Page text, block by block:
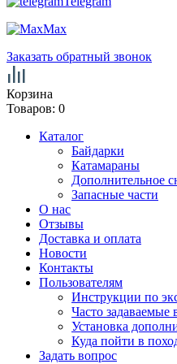
Max
Заказать обратный звонок
Корзина
Товаров: 0
Каталог
Байдарки
Катамараны
Дополнительное
Запасные части
О нас
Отзывы
Доставка и оплата
Новости
Контакты
Пользователям
Инструкции по
Часто задаваемые
Установка
Куда пойти в
Задать вопрос